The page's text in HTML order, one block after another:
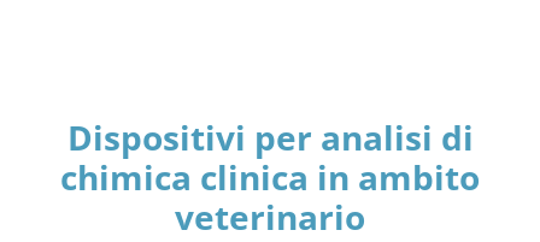
Dispositivi per analisi di
chimica clinica in ambito
veterinario